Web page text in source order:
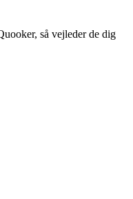
så vejleder de dig